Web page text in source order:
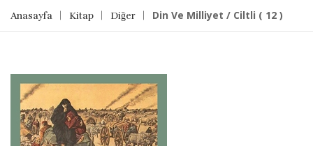
Anasayfa Kitap Diğer Din Ve Milliyet / Ciltli ( 12 )